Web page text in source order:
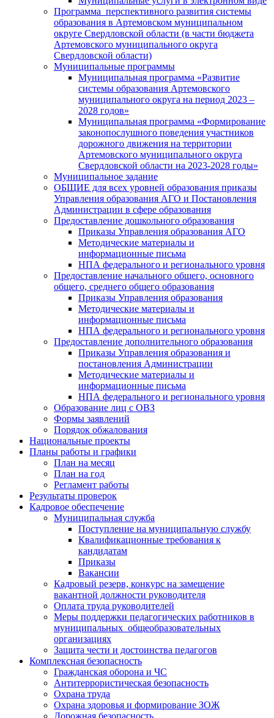
Программа перспективного развития системы
образования в Артемовском муниципальном
округе Свердловской области (в части бюджета
Артемовского муниципального округа
Свердловской области)
Муниципальные программы
Муниципальная программа «Развитие
системы образования Артемовского
муниципального округа на период 2023 –
2028 годов»
Муниципальная программа «Формирование
законопослушного поведения участников
дорожного движения на территории
Артемовского муниципального округа
Свердловской области на 2023-2028 годы»
Муниципальное задание
ОБЩИЕ для всех уровней образования приказы
Управления образования АГО и Постановления
Администрации в сфере образования
Предоставление дошкольного образования
Приказы Управления образования АГО
Методические материалы и
информационные письма
НПА федерального и регионального уровня
Предоставление начального общего, основного
общего, среднего общего образования
Приказы Управления образования
Методические материалы и
информационные письма
НПА федерального и регионального уровня
Предоставление дополнительного образования
Приказы Управления образования и
постановления Администрации
Методические материалы и
информационные письма
НПА федерального и регионального уровня
Образование лиц с ОВЗ
Формы заявлений
Порядок обжалования
Национальные проекты
Планы работы и графики
План на месяц
План на год
Регламент работы
Результаты проверок
Кадровое обеспечение
Муниципальная служба
Поступление на муниципальную службу
Квалификационные требования к
кандидатам
Приказы
Вакансии
Кадровый резерв, конкурс на замещение
вакантной должности руководителя
Оплата труда руководителей
Меры поддержки педагогических работников в
муниципальных общеобразовательных
организациях
Защита чести и достоинства педагогов
Комплексная безопасность
Гражданская оборона и ЧС
Антитеррористическая безопасность
Охрана труда
Охрана здоровья и формирование ЗОЖ